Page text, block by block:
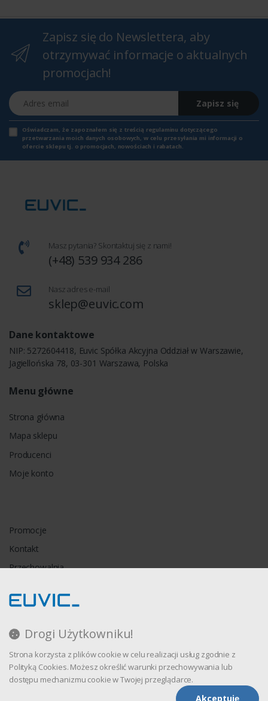
Drogi Użytkowniku!
Strona korzysta z plików cookie w celu realizacji usług zgodnie z
Polityką Cookies. Możesz określić warunki przechowywania lub
dostępu mechanizmu cookie w Twojej przeglądarce.
Akceptuję
Zapisz się do Newslettera, aby
otrzymywać informacje o aktualnych
promocjach!
Adres email
Zapisz się
Oświadczam, że zapoznałem się z treścią regulaminu dotyczącego
przetwarzania moich danych osobowych, w celu przesyłania mi informacji o
ofercie sklepu tj. o promocjach, nowościach i rabatach.
Masz pytania? Skontaktuj się z nami!
(+48) 539 934 286
Nasz adres e-mail
sklep@euvic.com
Dane kontaktowe
NIP: 5272604418, Euvic Spółka Akcyjna Oddział w Warszawie,
Jagiellońska 78, 03-301 Warszawa, Polska
Menu główne
Strona główna
Mapa sklepu
Producenci
Moje konto
Promocje
Kontakt
Przechowalnia
Regulamin
Polityka prywatności